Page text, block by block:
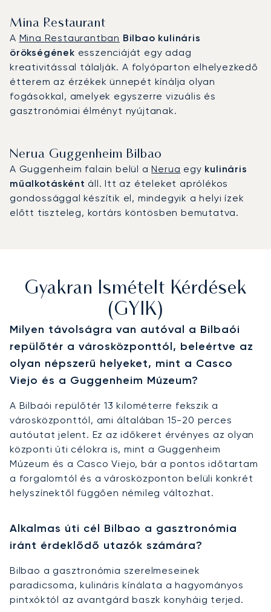
Mina Restaurant
A Mina Restaurantban Bilbao kulináris
örökségének esszenciáját egy adag
kreativitással tálalják. A folyóparton elhelyezkedő
étterem az érzékek ünnepét kínálja olyan
fogásokkal, amelyek egyszerre vizuális és
gasztronómiai élményt nyújtanak.
Nerua Guggenheim Bilbao
A Guggenheim falain belül aNerua egy kulináris
műalkotásként áll. Itt az ételeket aprólékos
gondossággal készítik el, mindegyik a helyi ízek
előtt tiszteleg, kortárs köntösben bemutatva.
Gyakran Ismételt Kérdések
(GYIK)
Milyen távolságra van autóval a Bilbaói
repülőtér a városközponttól, beleértve az
olyan népszerű helyeket, mint a Casco
Viejo és a Guggenheim Múzeum?
A Bilbaói repülőtér 13 kilométerre fekszik a
városközponttól, ami általában 15-20 perces
autóutat jelent. Ez az időkeret érvényes az olyan
központi úti célokra is, mint a Guggenheim
Múzeum és a Casco Viejo, bár a pontos időtartam
a forgalomtól és a városközponton belüli konkrét
helyszínektől függően némileg változhat.
Alkalmas úti cél Bilbao a gasztronómia
iránt érdeklődő utazók számára?
Bilbao a gasztronómia szerelmeseinek
paradicsoma, kulináris kínálata a hagyományos
pintxóktól az avantgárd baszk konyháig terjed.